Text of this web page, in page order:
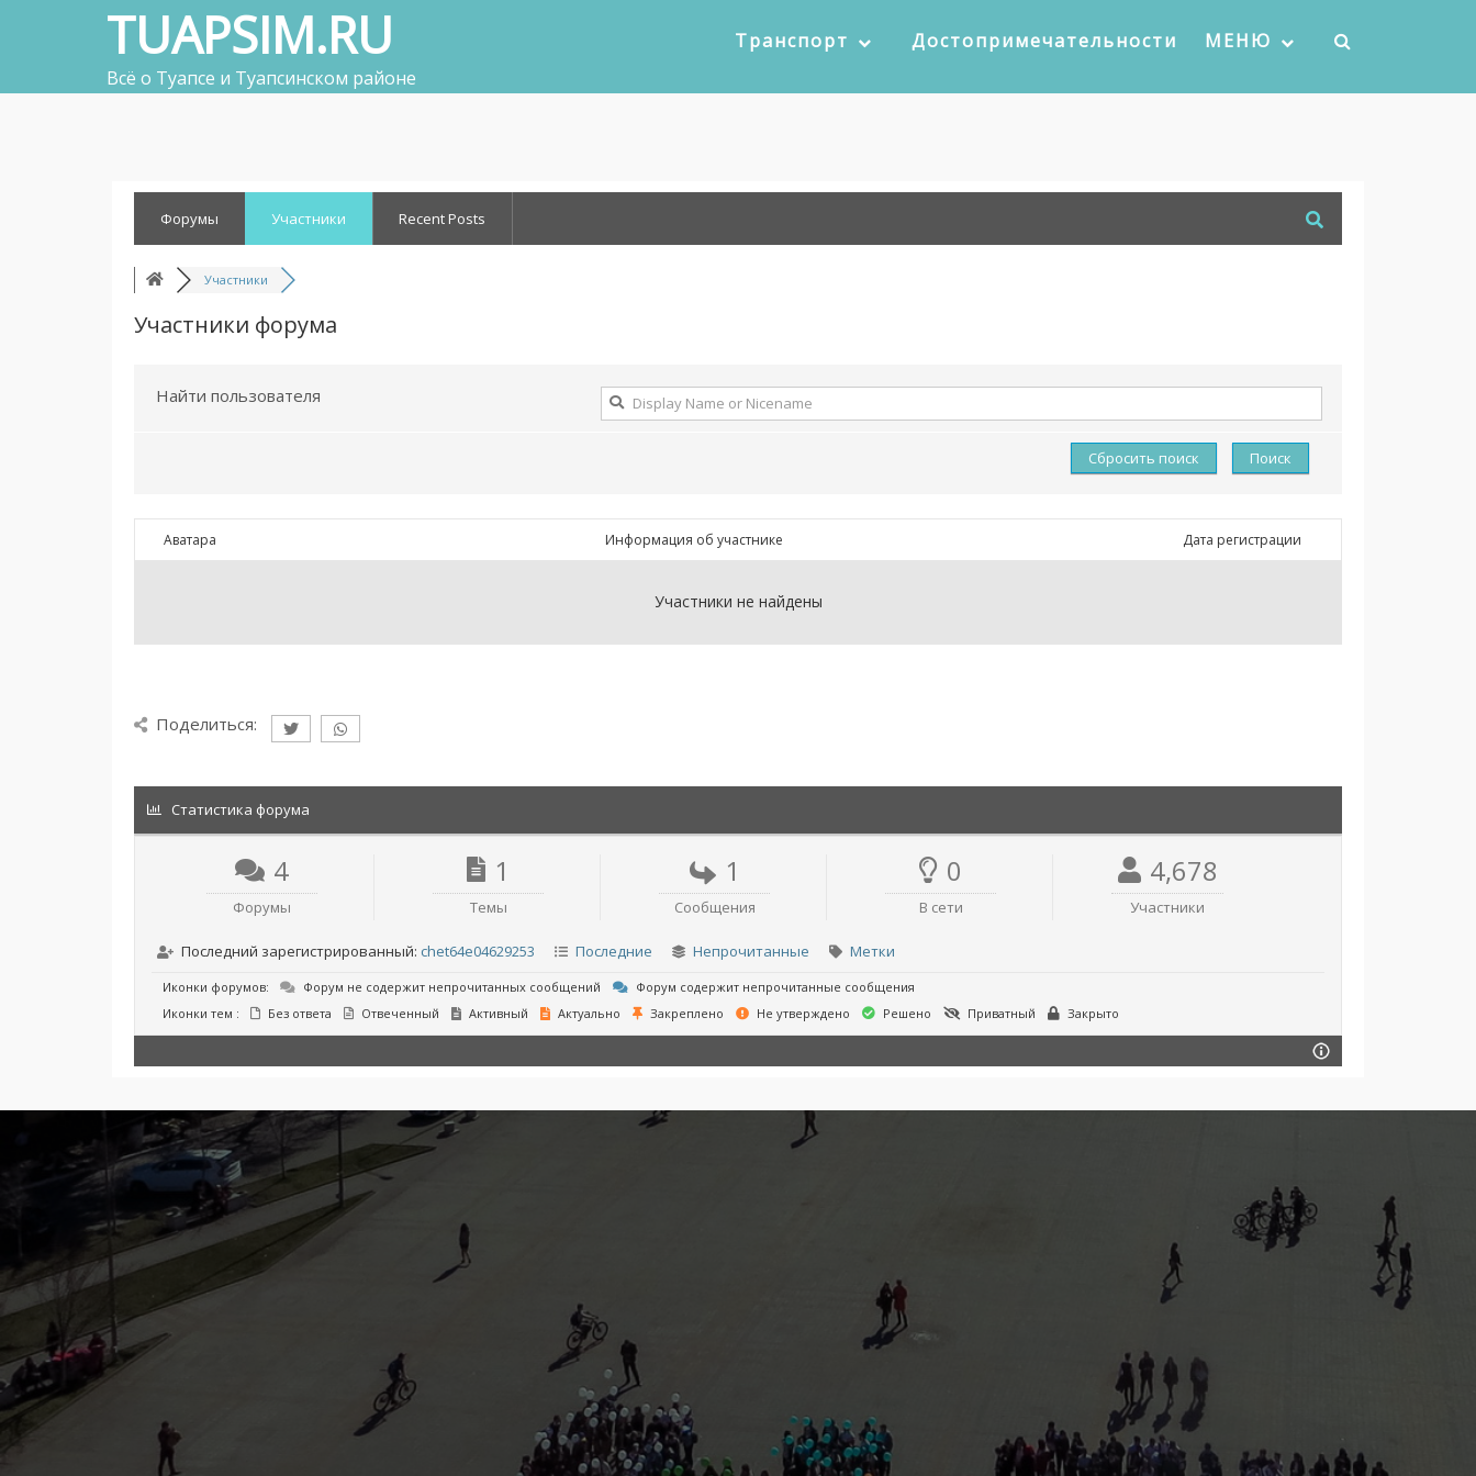
TUAPSIM.RU
Всё о Туапсе и Туапсинском районе
Транспорт Достопримечательности МЕНЮ
Форумы Участники Recent Posts
Участники
Участники форума
Найти пользователя
Аватара Информация об участнике Дата регистрации
Участники не найдены
Поделиться:
Статистика форума
4
Форумы
1
Темы
1
Сообщения
0
В сети
4,678
Участники
Последний зарегистрированный: chet64e04629253 Последние Непрочитанные Метки
Иконки форумов: Форум не содержит непрочитанных сообщений
Форум содержит непрочитанные сообщения
Иконки тем :
Без ответа Отвеченный Активный Актуально Закреплено Не утверждено Решено Приватный Закрыто